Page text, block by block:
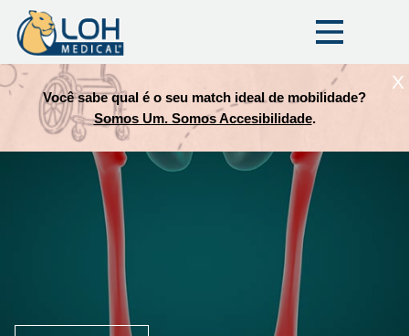
Você sabe qual é o seu match ideal de mobilidade?
Somos Um. Somos Accesibilidade.
X